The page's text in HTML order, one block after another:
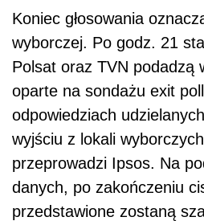
Koniec głosowania
wyborczej. Po godz. 21
Polsat oraz TVN podadzą
oparte na sondażu exit
odpowiedziach
wyjściu z lokali
przeprowadzi Ipsos. Na
danych, po zakończeniu
przedstawione zostaną